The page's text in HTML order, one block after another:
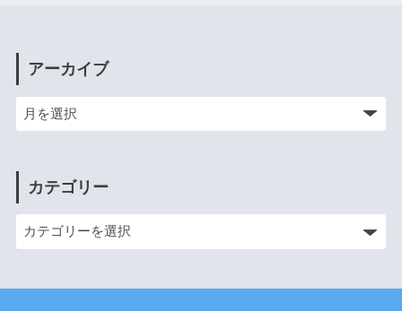
アーカイブ
カテゴリー